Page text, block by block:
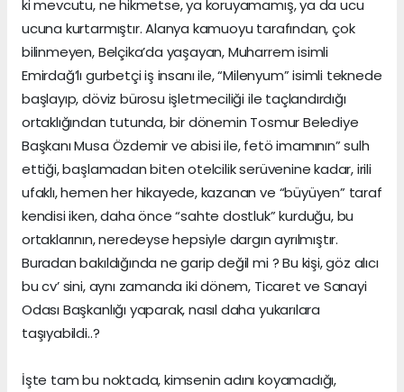
ki mevcutu, ne hikmetse, ya koruyamamış, ya da ucu
ucuna kurtarmıştır. Alanya kamuoyu tarafından, çok
bilinmeyen, Belçika’da yaşayan, Muharrem isimli
Emirdağ’lı gurbetçi iş insanı ile, “Milenyum” isimli teknede
başlayıp, döviz bürosu işletmeciliği ile taçlandırdığı
ortaklığından tutunda, bir dönemin Tosmur Belediye
Başkanı Musa Özdemir ve abisi ile, fetö imamının” sulh
ettiği, başlamadan biten otelcilik serüvenine kadar, irili
ufaklı, hemen her hikayede, kazanan ve “büyüyen” taraf
kendisi iken, daha önce “sahte dostluk” kurduğu, bu
ortaklarının, neredeyse hepsiyle dargın ayrılmıştır.
Buradan bakıldığında ne garip değil mi ? Bu kişi, göz alıcı
bu cv’ sini, aynı zamanda iki dönem, Ticaret ve Sanayi
Odası Başkanlığı yaparak, nasıl daha yukarılara
taşıyabildi..?
İşte tam bu noktada, kimsenin adını koyamadığı,